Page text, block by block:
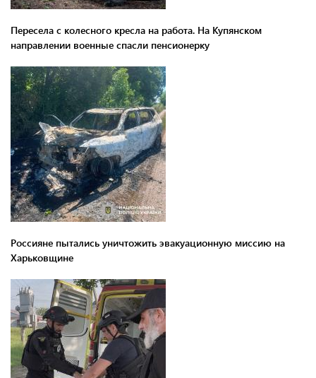
Пересела с колесного кресла на работа. На Купянском
направлении военные спасли пенсионерку
Россияне пытались уничтожить эвакуационную миссию на
Харьковщине